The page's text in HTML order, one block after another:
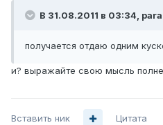
В 31.08.2011 в 03:34,
получается отдаю одним
и? выражайте свою мысль
Вставить ник Цитата